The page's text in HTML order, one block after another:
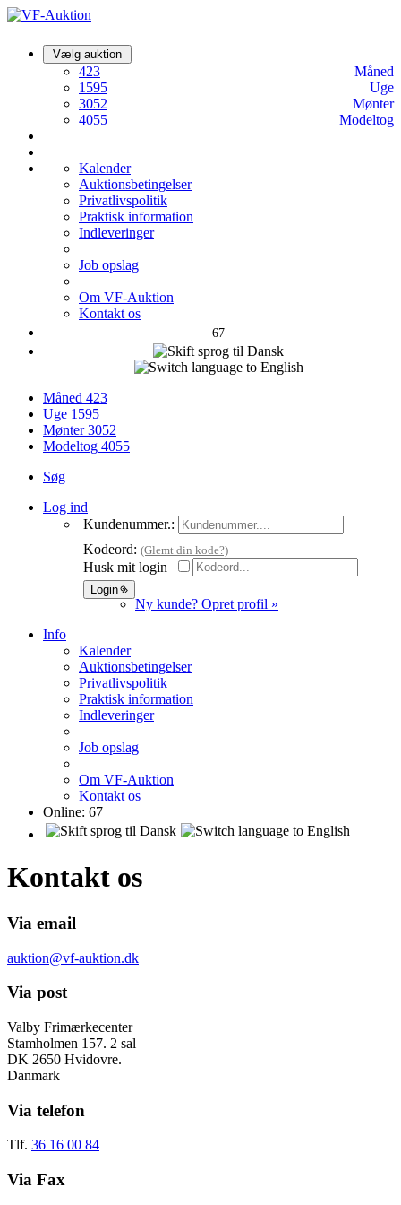
Vælg auktion
423
Måned
1595
Uge
3052
Mønter
4055
Modeltog
Kalender
Auktionsbetingelser
Privatlivspolitik
Praktisk information
Indleveringer
Job opslag
Om VF-Auktion
Kontakt os
67
Måned 423
Uge 1595
Mønter 3052
Modeltog 4055
Søg
Log ind
Kundenummer.:
Kodeord: (Glemt din kode?)
Husk mit login
Ny kunde? Opret profil »
Info
Kalender
Auktionsbetingelser
Privatlivspolitik
Praktisk information
Indleveringer
Job opslag
Om VF-Auktion
Kontakt os
Online: 67
Kontakt os
Via email
auktion@vf-auktion.dk
Via post
Valby Frimærkecenter
Stamholmen 157. 2 sal
DK 2650 Hvidovre.
Danmark
Via telefon
Tlf. 36 16 00 84
Via Fax